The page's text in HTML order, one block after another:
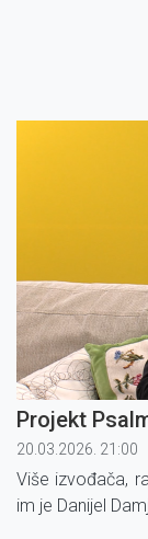
Projekt
20.03.2026. 21:00
Više izvođača,
im je Danijel